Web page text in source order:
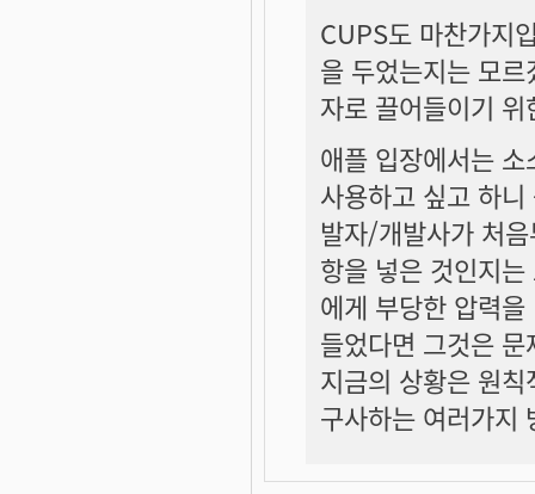
CUPS도 마찬가지
을 두었는지는 모
자로 끌어들이기
애플 입장에서는
사용하고 싶고 하
발자/개발사가 처
항을 넣은 것인지
에게 부당한 압력
들었다면 그것은
지금의 상황은 원
구사하는 여러가지